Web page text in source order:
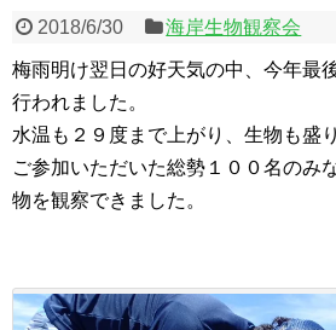
2018/6/30 海岸生物観察会
梅雨明け翌日の好天気の中、 今年最
行われました。
水温も２９度まで上がり、生物も盛
ご参加いただいた総勢１００名のみ
物を観察できました。